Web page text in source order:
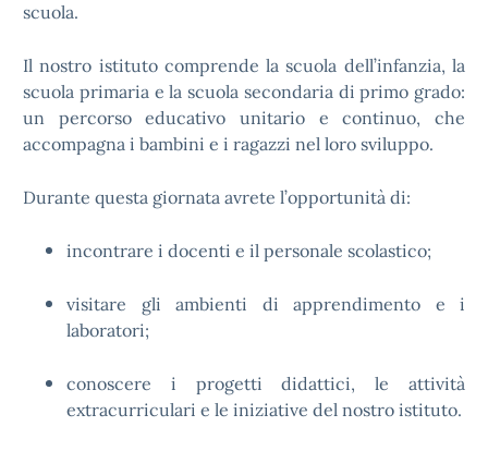
scuola.
Il nostro istituto comprende la scuola dell’infanzia, la
scuola primaria e la scuola secondaria di primo grado:
un percorso educativo unitario e continuo, che
accompagna i bambini e i ragazzi nel loro sviluppo.
Durante questa giornata avrete l’opportunità di:
incontrare i docenti e il personale scolastico;
visitare gli ambienti di apprendimento e i
laboratori;
conoscere i progetti didattici, le attività
extracurriculari e le iniziative del nostro istituto.